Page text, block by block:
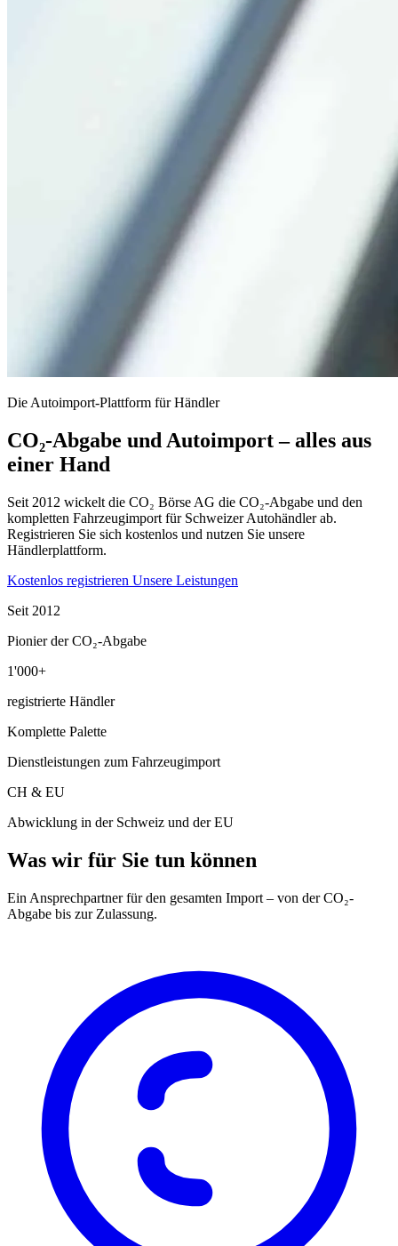
Die Autoimport-Plattform für Händler
CO₂-Abgabe und Autoimport – alles aus
einer Hand
Seit 2012 wickelt die CO₂ Börse AG die CO₂-Abgabe und den
kompletten Fahrzeugimport für Schweizer Autohändler ab.
Registrieren Sie sich kostenlos und nutzen Sie unsere
Händlerplattform.
Kostenlos registrieren Unsere Leistungen
Seit 2012
Pionier der CO₂-Abgabe
1'000+
registrierte Händler
Komplette Palette
Dienstleistungen zum Fahrzeugimport
CH & EU
Abwicklung in der Schweiz und der EU
Was wir für Sie tun können
Ein Ansprechpartner für den gesamten Import – von der CO₂-
Abgabe bis zur Zulassung.